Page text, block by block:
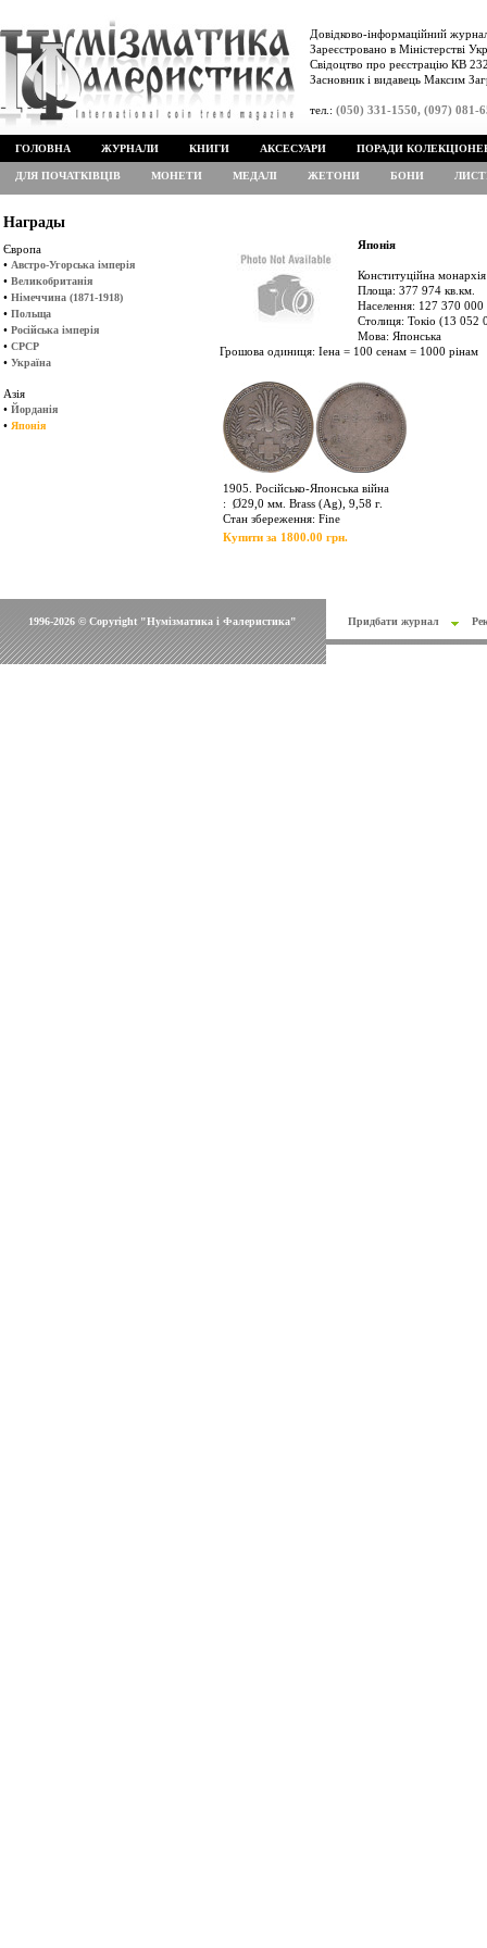
Довідково-інформаційний
Зареєстровано в Міністерстві
Свідоцтво про реєстрацію КВ
Засновник і видавець Максим
тел.: (050) 331-1550, (097) 081-
ГОЛОВНА ЖУРНАЛИ КНИГИ АКСЕСУАРИ ПОРАДИ
ДЛЯ ПОЧАТКІВЦІВ МОНЕТИ МЕДАЛІ ЖЕТОНИ БОНИ
Награды
Європа
• Австро-Угорська імперія
• Великобританія
• Німеччина (1871-1918)
• Польща
• Російська імперія
• СРСР
• Україна
Азія
• Йорданія
• Японія
Японія
Конституційна монархія
Площа: 377 974 кв.км.
Населення: 127 370 000
Столиця: Токіо (13 052
Мова: Японська
Грошова одиниця: Іена = 100 сенам = 1000 рінам
1905. Російсько-Японська війна
: Ø29,0 мм. Brass (Ag), 9,58 г.
Стан збереження: Fine
Купити за 1800.00 грн.
1996-2026 © Copyright "Нумізматика і Фалеристика" Придбати журнал